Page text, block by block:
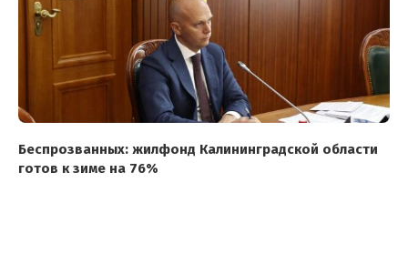
Беспрозванных: жилфонд Калининградской области
готов к зиме на 76%